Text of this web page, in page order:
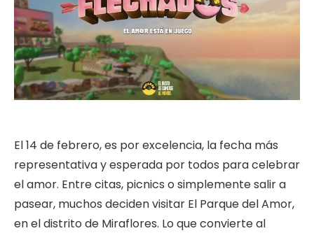
El 14 de febrero, es por excelencia, la fecha más
representativa y esperada por todos para celebrar
el amor. Entre citas, picnics o simplemente salir a
pasear, muchos deciden visitar El Parque del Amor,
en el distrito de Miraflores. Lo que convierte al